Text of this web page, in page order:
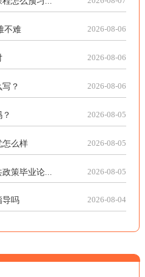
不难 2026-08-06
2026-08-06
？ 2026-08-06
2026-08-05
怎么样 2026-08-05
策毕业论... 2026-08-05
导吗 2026-08-04